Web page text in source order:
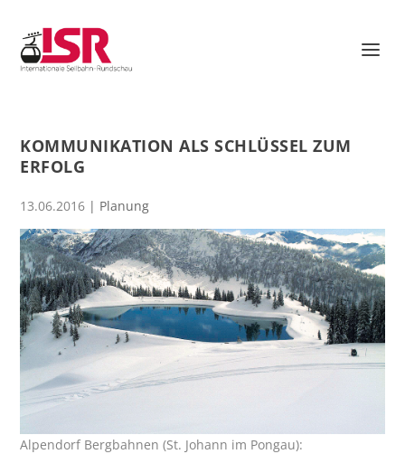
KOMMUNIKATION ALS SCHLÜSSEL ZUM
ERFOLG
13.06.2016 | Planung
Alpendorf Bergbahnen (St. Johann im Pongau):